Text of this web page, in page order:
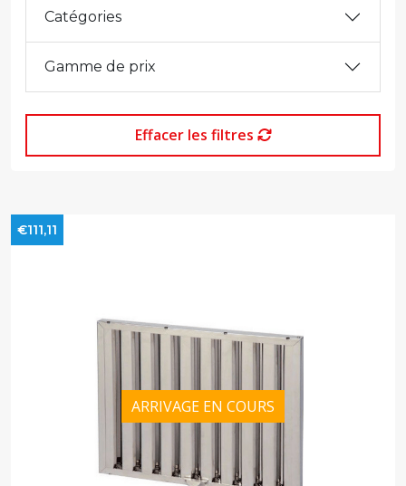
Catégories
Gamme de prix
Effacer les filtres
ARRIVAGE EN COURS
€111,11